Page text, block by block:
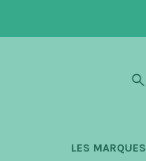
LES MARQUES